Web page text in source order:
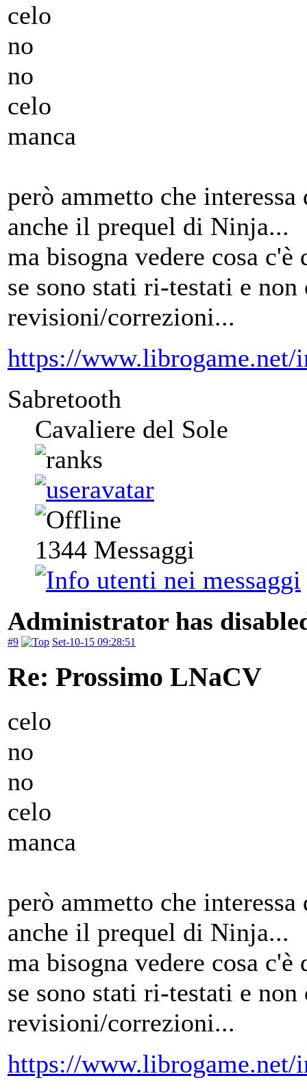
celo
no
no
celo
manca
però ammetto che
anche il prequel di Ninja...
ma bisogna vedere cosa
se sono stati ri-testati e
revisioni/correzioni...
https://
Sabretooth
Cavaliere del Sole
1344 Messaggi
Administrator has
#9 Set-10-15 09:28:51
Re: Prossimo LNaCV
celo
no
no
celo
manca
però ammetto che
anche il prequel di Ninja...
ma bisogna vedere cosa
se sono stati ri-testati e
revisioni/correzioni...
https://